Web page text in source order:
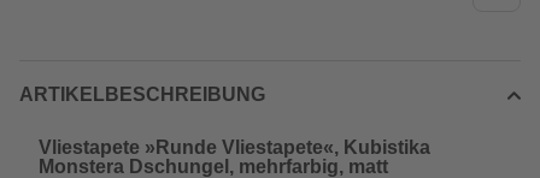
ARTIKELBESCHREIBUNG
Vliestapete »Runde Vliestapete«, Kubistika
Monstera Dschungel, mehrfarbig, matt